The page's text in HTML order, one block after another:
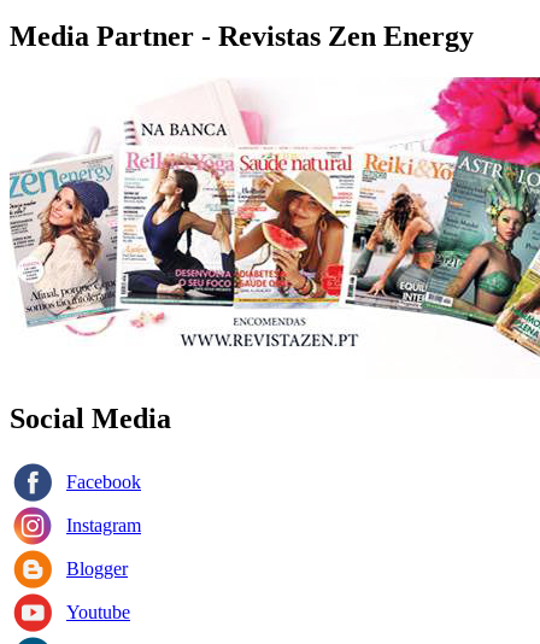
Media Partner - Revistas Zen Energy
Social Media
Facebook
Instagram
Blogger
Youtube